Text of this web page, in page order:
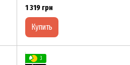
XЗCO
1 319 грн
Купить
3